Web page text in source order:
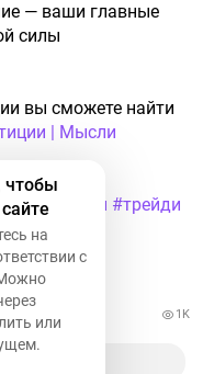
— ваши главные
силы
вы сможете найти
| Мысли
#финансы #трейди
1K
чтобы
на
с
или